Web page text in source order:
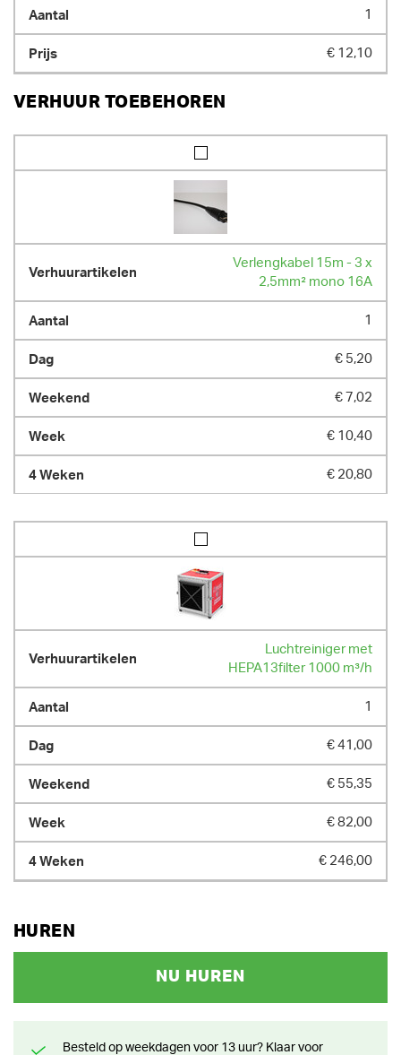
1
€ 12,10
VERHUUR TOEBEHOREN
Verlengkabel 15m - 3 x
2,5mm² mono 16A
1
€ 5,20
€ 7,02
€ 10,40
€ 20,80
Luchtreiniger met
HEPA13filter 1000 m³/h
1
€ 41,00
€ 55,35
€ 82,00
€ 246,00
HUREN
NU HUREN
Besteld op weekdagen voor 13 uur? Klaar voor